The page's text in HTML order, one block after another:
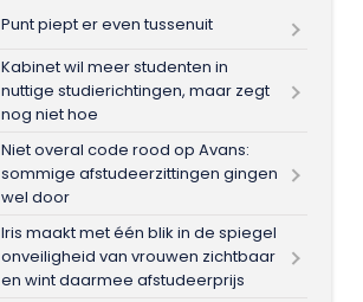
Punt piept er even tussenuit
Kabinet wil meer studenten in
nuttige studierichtingen, maar zegt
nog niet hoe
Niet overal code rood op Avans:
sommige afstudeerzittingen gingen
wel door
Iris maakt met één blik in de spiegel
onveiligheid van vrouwen zichtbaar
en wint daarmee afstudeerprijs